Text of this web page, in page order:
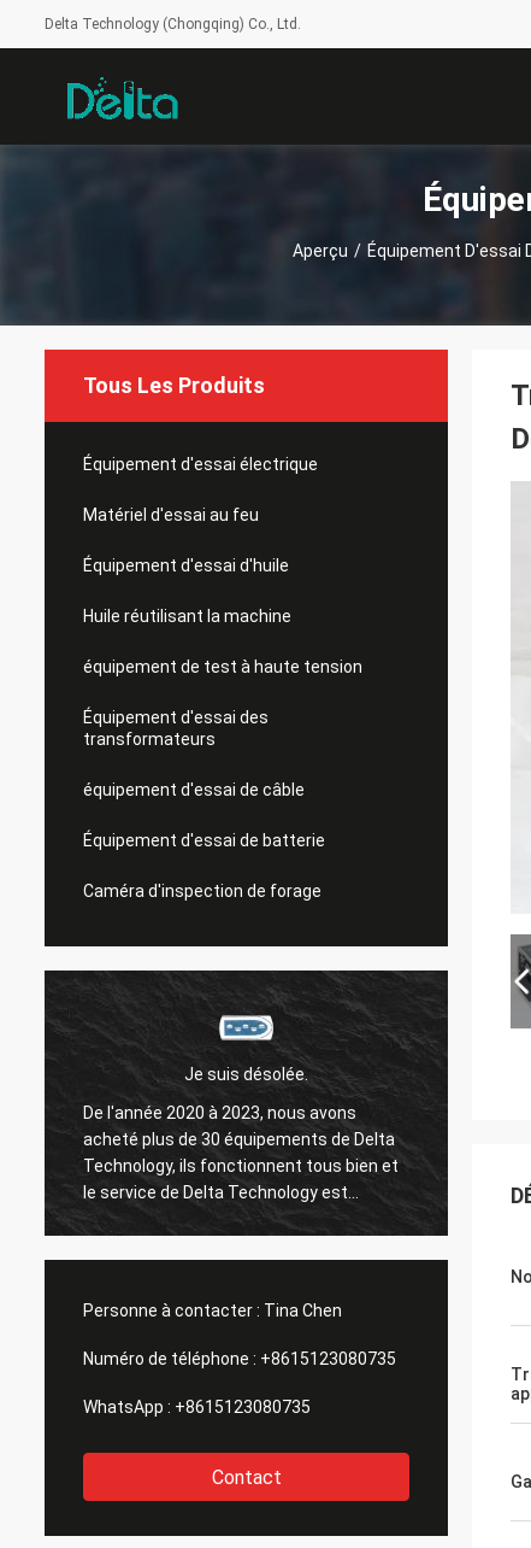
Delta Technology (Chongqing) Co., Ltd.
Aperçu / Équipement
Tous Les Produits
Équipement d'essai électrique
Matériel d'essai au feu
Équipement d'essai d'huile
Huile réutilisant la machine
équipement de test à haute tension
Équipement d'essai des
transformateurs
équipement d'essai de câble
Équipement d'essai de batterie
Caméra d'inspection de forage
Je suis désolée.
De l'année 2020 à 2023, nous avons
acheté plus de 30 équipements de Delta
Technology, ils fonctionnent tous bien et
le service de Delta Technology est
également bon.
Personne à contacter : Tina Chen
Numéro de téléphone : +8615123080735
WhatsApp : +8615123080735
Contact